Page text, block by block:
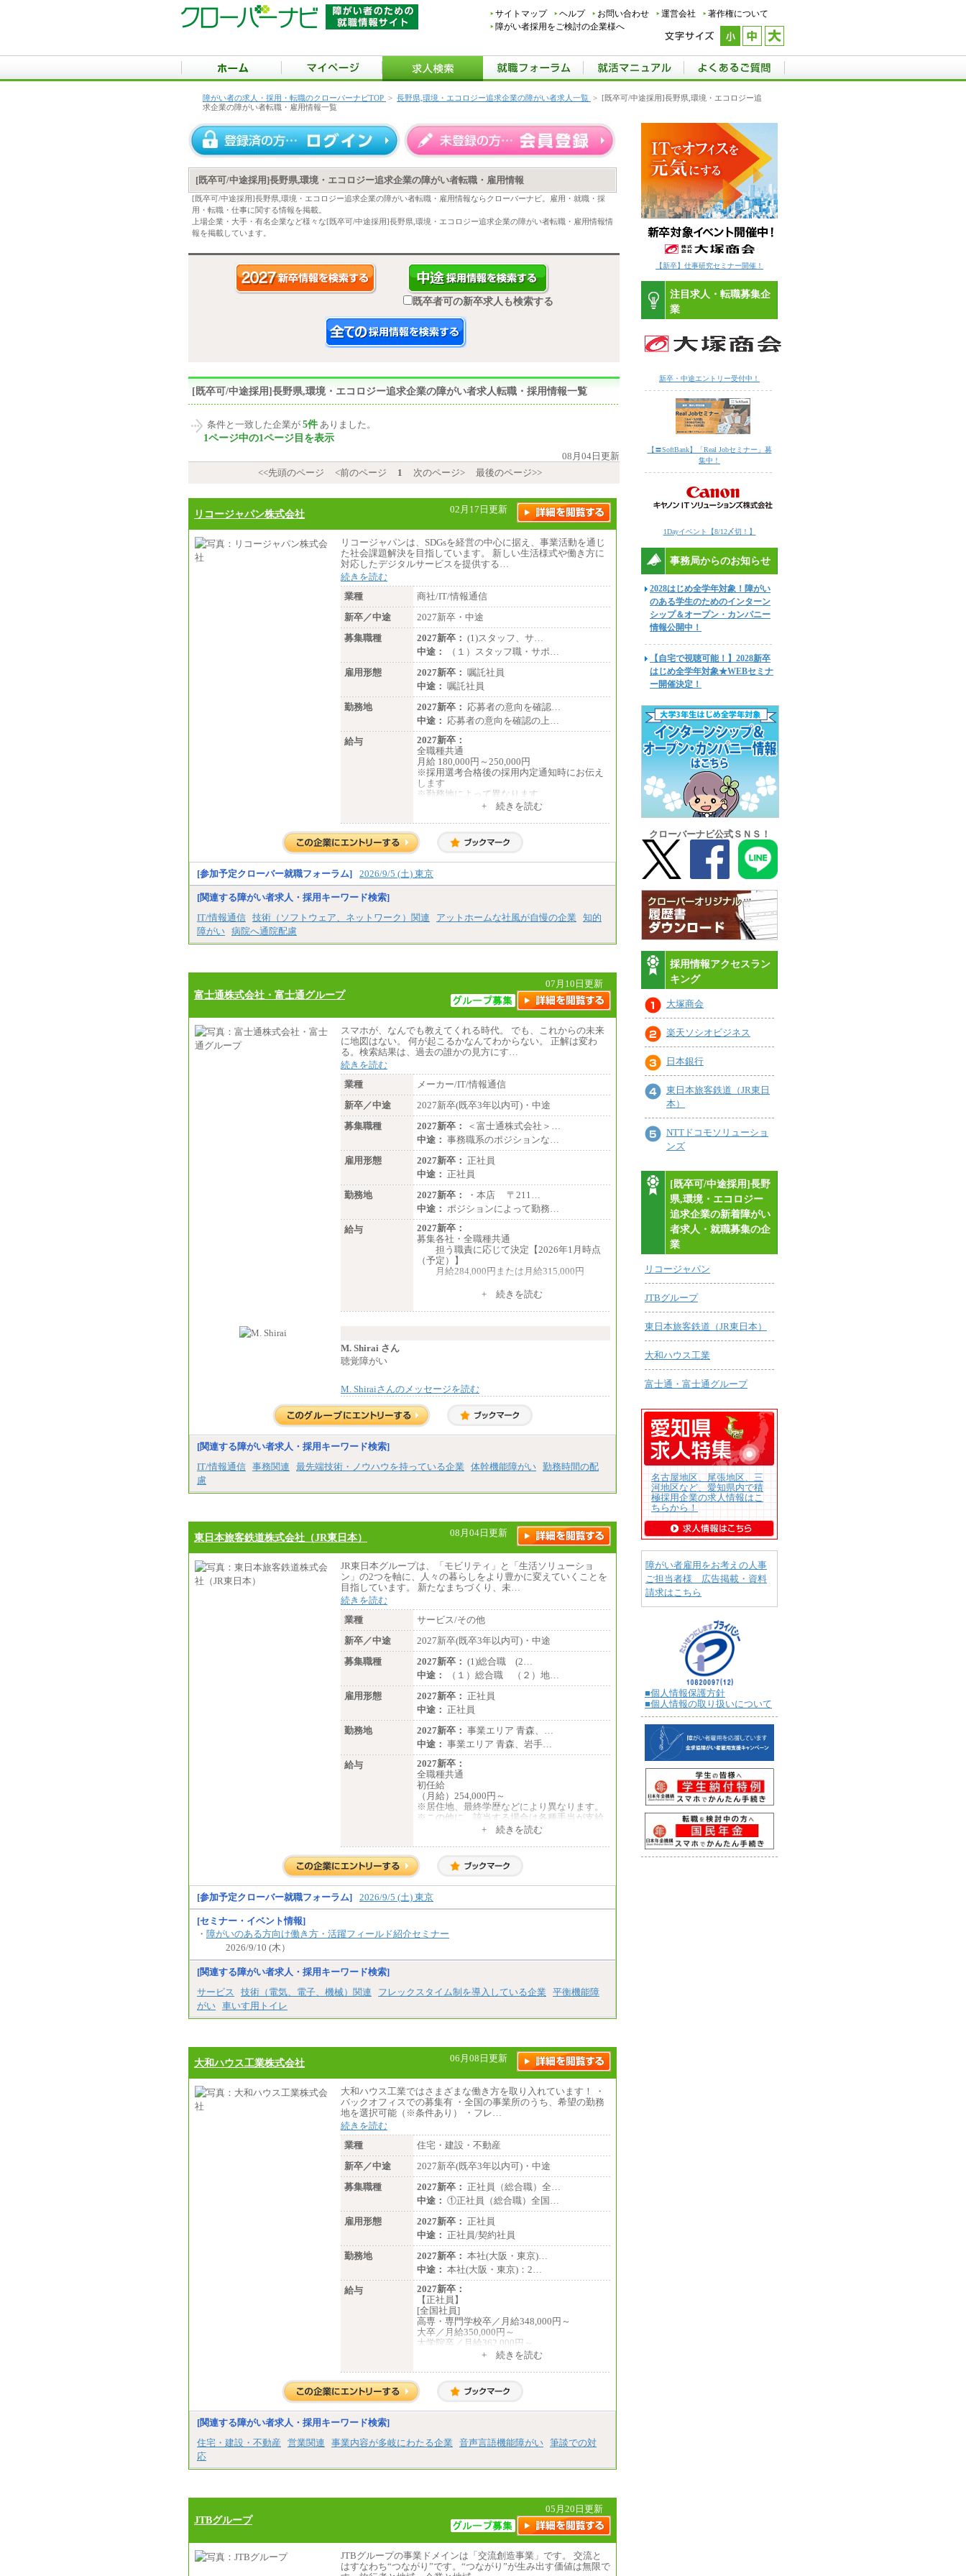
サイトマップ ヘルプ お問い合わせ 運営会社
著作権について
障がい者採用をご検討の企業様へ
障がい者の求人・採用・転職のクローバーナビTOP > 長野県,環境・エコロジー追求企業の障がい者求人一覧 > [既卒可/中途採用]長野県,環境・エコロジー追
求企業の障がい者転職・雇用情報一覧
[既卒可/中途採用]長野県,環境・エコロジー追求企業の障がい者転職・雇用情報
[既卒可/中途採用]長野県,環境・エコロジー追求企業の障がい者転職・雇用情報ならクローバーナビ。雇用・就職・採
用・転職・仕事に関する情報を掲載。
上場企業・大手・有名企業など様々な[既卒可/中途採用]長野県,環境・エコロジー追求企業の障がい者転職・雇用情報情
報を掲載しています。
既卒者可の新卒求人も検索する
[既卒可/中途採用]長野県,環境・エコロジー追求企業の障がい者求人転職・採用情報一覧
条件と一致した企業が 5件 ありました。
1ページ中の1ページ目を表示
08月04日更新
<<先頭のページ
<前のページ 1 次のページ> 最後のページ>>
リコージャパン株式会社 02月17日更新
リコージャパンは、SDGsを経営の中心に据え、事業活動を通じ
た社会課題解決を目指しています。 新しい生活様式や働き方に
対応したデジタルサービスを提供する…
続きを読む
業種
商社/IT/情報通信
新卒／中途
2027新卒・中途
募集職種
2027新卒： (1)スタッフ、サ…
中途：
（１）スタッフ職・サポ…
雇用形態
2027新卒： 嘱託社員
中途： 嘱託社員
勤務地
2027新卒： 応募者の意向を確認…
中途： 応募者の意向を確認の上…
給与
2027新卒：
全職種共通
月給 180,000円～250,000円
※採用選考合格後の採用内定通知時にお伝え
します
※勤務地によって異なります
全職種共通
月給 200,000円～250,000円
入社時の処遇は経験・能力を考慮の上、当社
具体的な金額は採用選考合格後に採用内定通
知時にお伝えします。
+ 続きを読む
[参加予定クローバー就職フォーラム] 2026/9/5 (土) 東京
[関連する障がい者求人・採用キーワード検索]
IT/情報通信 技術（ソフトウェア、ネットワーク）関連 アットホームな社風が自慢の企業
知的
障がい 病院へ通院配慮
富士通株式会社・富士通グループ
07月10日更新
スマホが、なんでも教えてくれる時代。 でも、これからの未来
に地図はない。 何が起こるかなんてわからない。 正解は変わ
る。検索結果は、過去の誰かの見方にす…
続きを読む
業種
メーカー/IT/情報通信
新卒／中途
2027新卒(既卒3年以内可)・中途
募集職種
2027新卒：
＜富士通株式会社＞…
中途： 事務職系のポジションな…
雇用形態
2027新卒： 正社員
中途： 正社員
勤務地
2027新卒：
・本店 〒211…
中途： ポジションによって勤務…
給与
2027新卒：
募集各社・全職種共通
担う職責に応じて決定【2026年1月時点
（予定）】
月給284,000円または月給315,000円
※入社後早期から、自律的な業務遂行が
求められる職務を担う方については、月額給
与315,000円です。
す。
※個別に設定する給与については、選考
の過程で決定していきます。
※上記に加え、所定労働時間外に勤務を
した場合には、時間外勤務手当を支給しま
ん。
＜募集各社・全職種共通＞
※試用期間中の給与に変更はありません。
※経験・能力を考慮し、当社規定により決定
いたします。
+ 続きを読む
M. Shirai さん
聴覚障がい
M. Shiraiさんのメッセージを読む
[関連する障がい者求人・採用キーワード検索]
IT/情報通信 事務関連 最先端技術・ノウハウを持っている企業 体幹機能障がい 勤務時間の配
慮
東日本旅客鉄道株式会社（JR東日本） 08月04日更新
JR東日本グループは、「モビリティ」と「生活ソリューショ
ン」の2つを軸に、人々の暮らしをより豊かに変えていくことを
目指しています。 新たなまちづくり、未…
続きを読む
業種
サービス/その他
新卒／中途
2027新卒(既卒3年以内可)・中途
募集職種
2027新卒： (1)総合職 (2…
中途：
（１）総合職 （２）地…
雇用形態
2027新卒： 正社員
中途： 正社員
勤務地
2027新卒： 事業エリア 青森、…
中途： 事業エリア 青森、岩手…
給与
2027新卒：
全職種共通
初任給
（月給）254,000円～
※居住地、最終学歴などにより異なります。
※この他に、該当する場合は各種手当が支給
※試用期間中も給与に変更はございません。
中途：
全職種共通
※居住地、年齢により異なります。
※この他に、該当する場合は各種手当が支給
+ 続きを読む
[参加予定クローバー就職フォーラム] 2026/9/5 (土) 東京
[セミナー・イベント情報]
・ 障がいのある方向け働き方・活躍フィールド紹介セミナー
2026/9/10 (木）
[関連する障がい者求人・採用キーワード検索]
サービス
技術（電気、電子、機械）関連 フレックスタイム制を導入している企業
平衡機能障
がい 車いす用トイレ
大和ハウス工業株式会社 06月08日更新
大和ハウス工業ではさまざまな働き方を取り入れています！ ・
バックオフィスでの募集有 ・全国の事業所のうち、希望の勤務
地を選択可能（※条件あり） ・フレ…
続きを読む
業種
住宅・建設・不動産
新卒／中途
2027新卒(既卒3年以内可)・中途
募集職種
2027新卒： 正社員（総合職）全…
中途： ①正社員（総合職）全国…
雇用形態
2027新卒： 正社員
中途： 正社員/契約社員
勤務地
2027新卒： 本社(大阪・東京)…
中途： 本社(大阪・東京)：2…
給与
2027新卒：
【正社員】
[全国社員]
高専・専門学校卒／月給348,000円～
大卒／月給350,000円～
大学院卒／月給362,000円～
[地域社員]月給295,000円～
【正社員】
[全国社員]月給348,000円～
[地域社員]月給295,000円～
+ 続きを読む
[関連する障がい者求人・採用キーワード検索]
住宅・建設・不動産
営業関連 事業内容が多岐にわたる企業 音声言語機能障がい 筆談での対
応
JTBグループ
05月20日更新
JTBグループの事業ドメインは「交流創造事業」です。 交流と
はすなわち“つながり”です。“つながり”が生み出す価値は無限で
【新卒】仕事研究セミナー開催！
注目求人・転職募集企
業
新卒・中途エントリー受付中！
【〓SoftBank】「Real Jobセミナー」募
集中！
1Dayイベント【8/12〆切！】
事務局からのお知らせ
2028はじめ全学年対象！障がい
のある学生のためのインターン
シップ＆オープン・カンパニー
情報公開中！
【自宅で視聴可能！】2028新卒
はじめ全学年対象★WEBセミナ
ー開催決定！
クローバーナビ公式ＳＮＳ！
採用情報アクセスラン
キング
大塚商会
楽天ソシオビジネス
日本銀行
東日本旅客鉄道（JR東日
本）
NTTドコモソリューショ
ンズ
[既卒可/中途採用]長野
県,環境・エコロジー
追求企業の新着障がい
者求人・就職募集の企
業
リコージャパン
JTBグループ
東日本旅客鉄道（JR東日本）
大和ハウス工業
富士通・富士通グループ
名古屋地区、尾張地区、三
河地区など、愛知県内で積
極採用企業の求人情報はこ
ちらから！
障がい者雇用をお考えの人事
ご担当者様 広告掲載・資料
請求はこちら
■個人情報保護方針
■個人情報の取り扱いについて